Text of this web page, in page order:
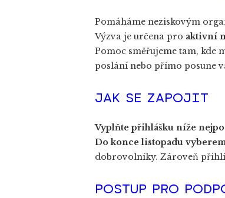
Pomáháme neziskovým
Výzva je určena pro aktivní
Pomoc směřujeme tam, kde
poslání nebo přímo posune
JAK SE ZAPOJIT
Vyplňte přihlášku níže
Do konce listopadu
dobrovolníky. Zároveň
POSTUP PRO